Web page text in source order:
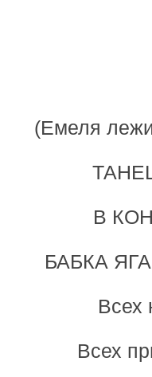
(Емеля
В
БАБКА ЯГА
Всех
Всех